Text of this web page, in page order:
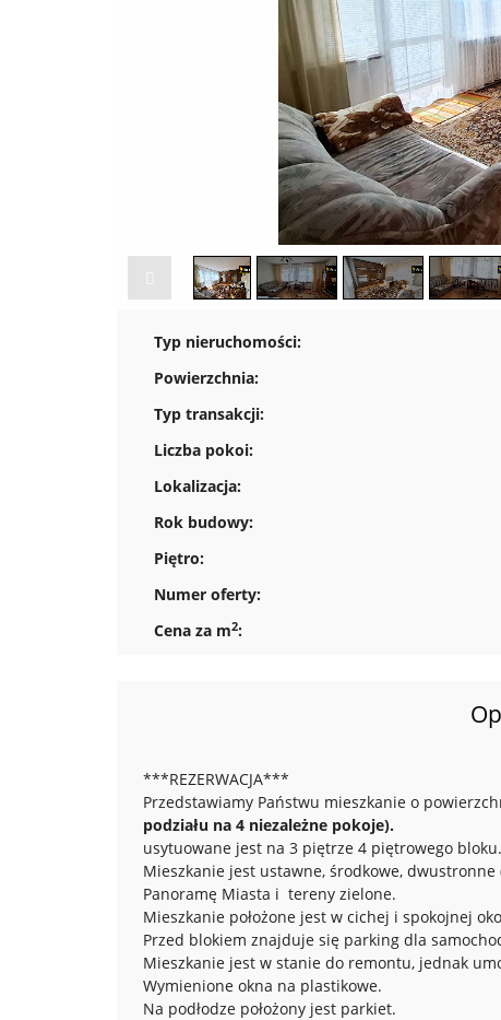
Typ nieruchomości:
Powierzchnia:
Typ transakcji:
Liczba pokoi:
Lokalizacja:
Rok budowy:
Piętro:
Numer oferty:
Cena za m2:
***REZERWACJA***
Przedstawiamy Państwu mieszkanie o
podziału na 4 niezależne pokoje).
usytuowane jest na 3 piętrze 4 piętrowego bloku.
Mieszkanie jest ustawne, środkowe, dwustronne
Panoramę Miasta i tereny zielone.
Mieszkanie położone jest w cichej i spokojnej
Przed blokiem znajduje się parking dla
Mieszkanie jest w stanie do remontu, jednak
Wymienione okna na plastikowe.
Na podłodze położony jest parkiet.